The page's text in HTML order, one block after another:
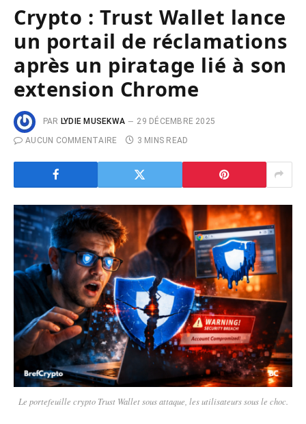
Crypto : Trust Wallet lance
un portail de réclamations
après un piratage lié à son
extension Chrome
PAR LYDIE MUSEKWA
29 DÉCEMBRE 2025
AUCUN COMMENTAIRE
3 MINS READ
Le portefeuille crypto Trust Wallet sous attaque, les utilisateurs sous le choc.